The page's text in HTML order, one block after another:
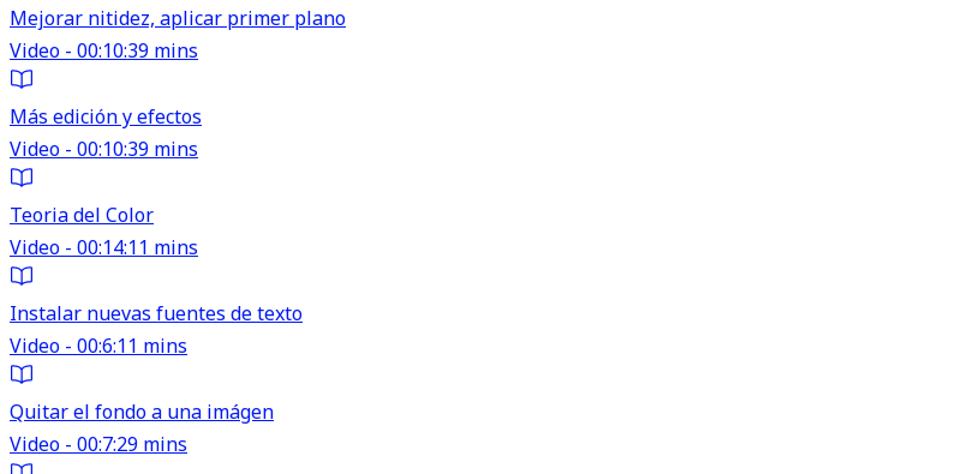
Mejorar nitidez, aplicar primer plano
Video - 00:10:39 mins
Más edición y efectos
Video - 00:10:39 mins
Teoria del Color
Video - 00:14:11 mins
Instalar nuevas fuentes de texto
Video - 00:6:11 mins
Quitar el fondo a una imágen
Video - 00:7:29 mins